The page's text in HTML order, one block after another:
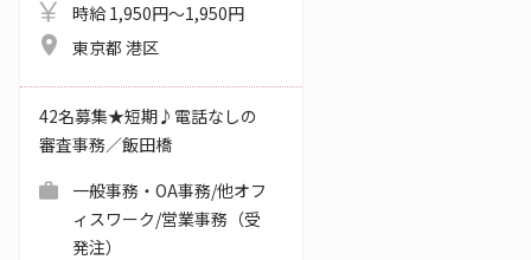
時給 1,950円～1,950円
東京都 港区
42名募集★短期♪電話なしの
審査事務／飯田橋
一般事務・OA事務/他オフ
ィスワーク/営業事務（受
発注）